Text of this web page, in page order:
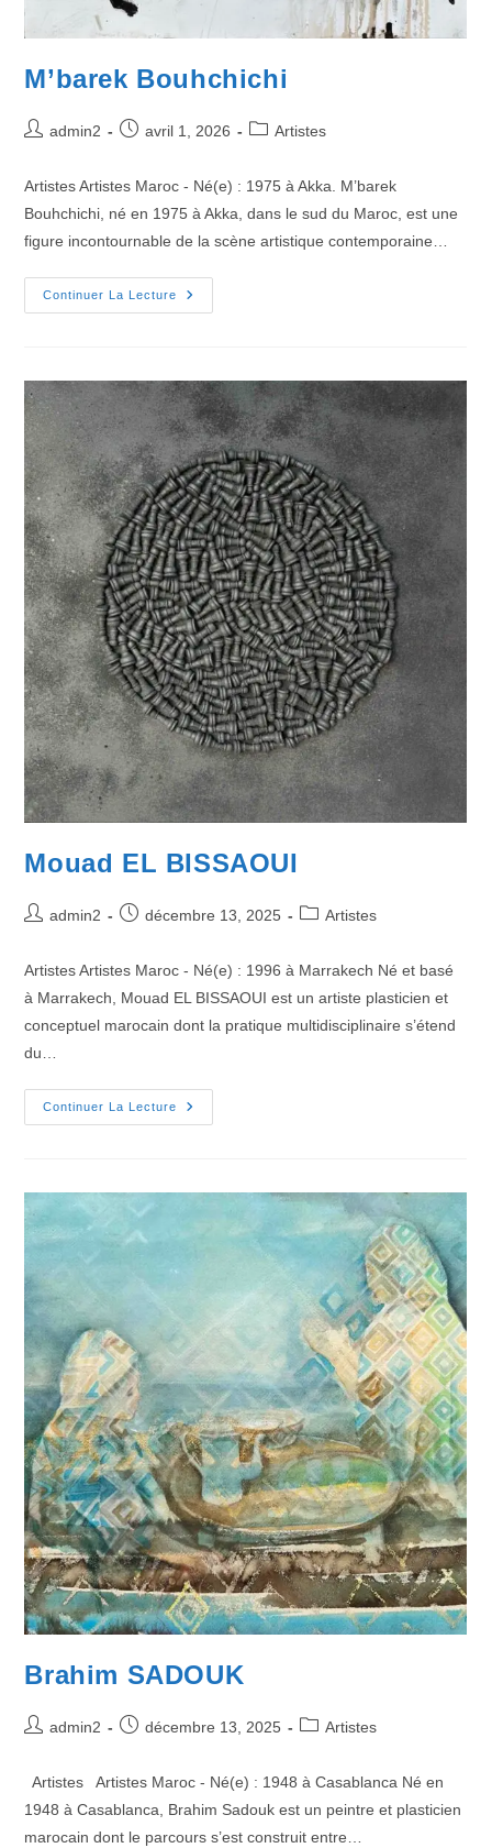
M’barek Bouhchichi
admin2 avril 1, 2026 Artistes
Artistes Artistes Maroc - Né(e) : 1975 à Akka. M’barek
Bouhchichi, né en 1975 à Akka, dans le sud du Maroc, est une
figure incontournable de la scène artistique contemporaine…
Continuer La Lecture
Mouad EL BISSAOUI
admin2 décembre 13, 2025 Artistes
Artistes Artistes Maroc - Né(e) : 1996 à Marrakech Né et basé
à Marrakech, Mouad EL BISSAOUI est un artiste plasticien et
conceptuel marocain dont la pratique multidisciplinaire s’étend
du…
Continuer La Lecture
Brahim SADOUK
admin2 décembre 13, 2025 Artistes
Artistes Artistes Maroc - Né(e) : 1948 à Casablanca Né en
1948 à Casablanca, Brahim Sadouk est un peintre et plasticien
marocain dont le parcours s’est construit entre…